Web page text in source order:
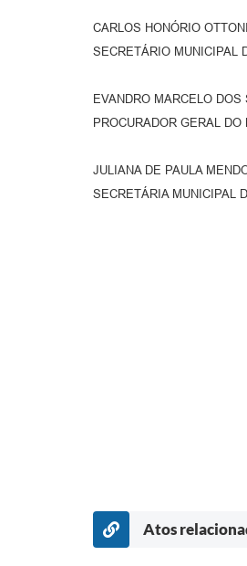
CARLOS HONÓRIO
SECRETÁRIO MUNICIPAL
EVANDRO MARCELO DOS
PROCURADOR GERAL DO
JULIANA DE PAULA
SECRETÁRIA MUNICIPAL
Atos